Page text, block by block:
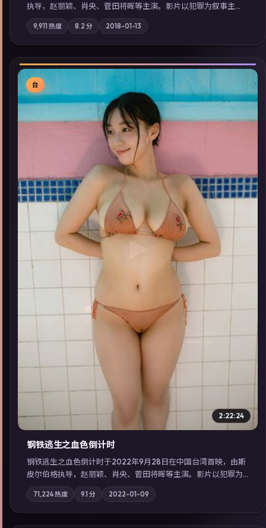
执导，赵丽颖、肖央、菅田将晖等主演。影片以犯罪为叙事主
轴，旧案重提，真相与谎言在同一条时间线上交锋；摄影与配乐
强化地域气质；站内亦可通过「国产免费观看高清电视剧在线
看」延展检索同类型高分佳作，畅享高清在线追剧体验。
9,911 热度 8.2 分 2018-01-13
▶
台
2:22:24
钢铁逃生之血色倒计时
钢铁逃生之血色倒计时于2022年9月28日在中国台湾首映，由斯
皮尔伯格执导，赵丽颖、肖央、菅田将晖等主演。影片以犯罪为
叙事主轴，失踪人口档案牵出跨国灰色产业链；摄影与配乐强化
地域气质；站内亦可通过「国产免费观看高清电视剧在线看」延
展检索同类型高分佳作，畅享高清在线追剧体验。
71,224热度 9.1 分 2022-01-09